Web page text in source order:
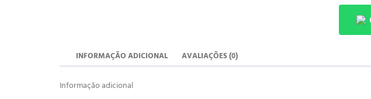
INFORMAÇÃO ADICIONAL AVALIAÇÕES (0)
Informação adicional